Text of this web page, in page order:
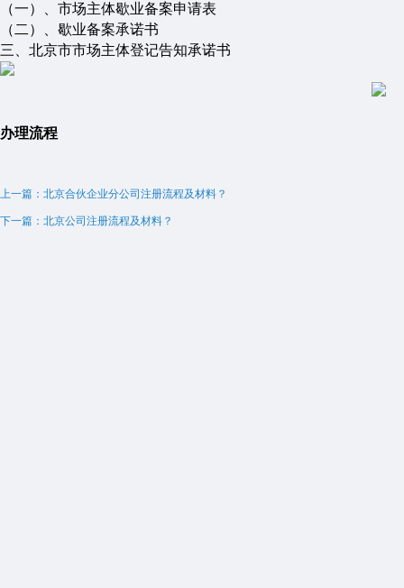
（一）
、市场主体歇业备案申请表
（二）
、歇业备案承诺书
三、 北京市市场主体登记告知承诺书
办理流程
上一篇：北京合伙企业分公司注册流程及材料？
下一篇：北京公司注册流程及材料？